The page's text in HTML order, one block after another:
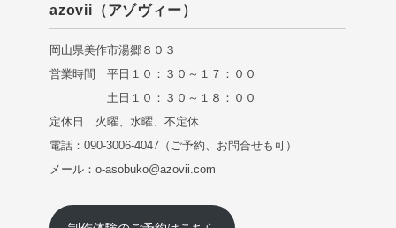
azovii（アゾヴィー）
岡山県美作市湯郷８０３
営業時間 平日１０：３０～１７：００
土日１０：３０～１８：００
定休日 火曜、水曜、不定休
電話：090-3006-4047（ご予約、お問合せも可）
メール：o-asobuko@azovii.com